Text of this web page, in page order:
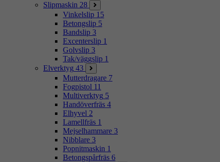
Slipmaskin 28
Vinkelslip 15
Betongslip 5
Bandslip 3
Excenterslip 1
Golvslip 3
Tak/väggslip 1
Elverktyg 43
Mutterdragare 7
Fogpistol 11
Multiverktyg 5
Handöverfräs 4
Elhyvel 2
Lamellfräs 1
Mejselhammare 3
Nibblare 3
Popnitmaskin 1
Betongspårfräs 6